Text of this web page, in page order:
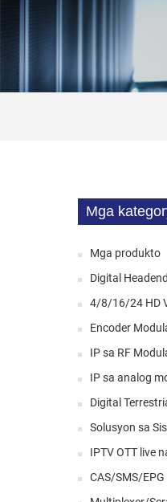
Mga
Mga produkto
Digital
4/8/16/24 HD
Encoder
IP sa RF
IP sa analog
Digital
Solusyon sa
IPTV OTT live
CAS/SMS/